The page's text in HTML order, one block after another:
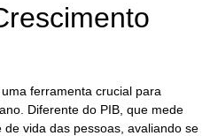
ferramenta crucial para
Diferente do PIB, que mede
vida das pessoas, avaliando se